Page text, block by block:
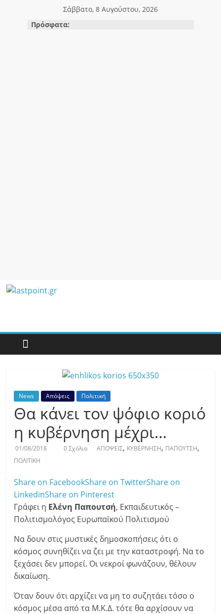
περιεχόμενο
Σάββατο, 8 Αυγούστου, 2026
Πρόσφατα:
lastpoint.gr
άποψη
μέχρι
News Απόψεις Πολιτική
Θα κάνει τον ψόφιο κοριό
η κυβέρνηση μέχρι…
01/08/2018 0 Σχόλια ΑΠΟΨΕΙΣ, ΚΥΒΕΡΝΗΣΗ, ΠΑΠΟΥΤΣΗ,
ΠΟΛΙΤΙΚΗ
Share on FacebookShare on TwitterShare on
LinkedinShare on Pinterest
Γράφει η Ελένη Παπουτσή, Εκπαιδευτικός –
Πολιτισμολόγος Ευρωπαϊκού Πολιτισμού
Να δουν στις μυστικές δημοσκοπήσεις ότι ο
κόσμος συνηθίζει να ζει με την καταστροφή. Να το
ξεχάσει δεν μπορεί. Οι νεκροί φωνάζουν, θέλουν
δικαίωση.
Όταν δουν ότι αρχίζει να μη το συζητάει τόσο ο
κόσμος μέσα από τα Μ.Κ.Δ. τότε θα αρχίσουν να